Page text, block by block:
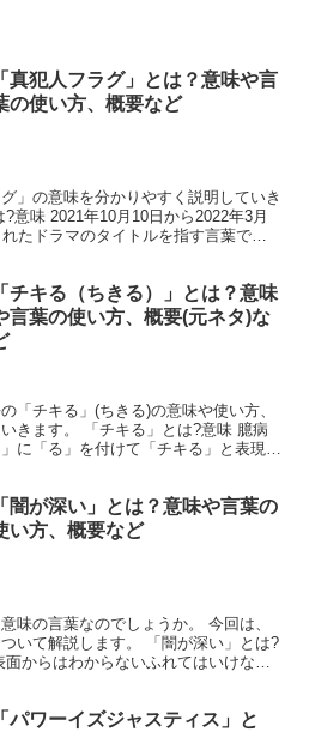
「真犯人フラグ」とは？意味や言
の使い方、概要など
」の意味を分かりやすく説明していき
意味 2021年10月10日から2022年3月
たドラマのタイトルを指す言葉で、
「チキる（ちきる）」とは？意味
言葉の使い方、概要(元ネタ)な
「チキる」(ちきる)の意味や使い方、
きます。 「チキる」とは?意味 臆病
に「る」を付けて「チキる」と表現
「闇が深い」とは？意味や言葉の
い方、概要など
味の言葉なのでしょうか。 今回は、
いて解説します。 「闇が深い」とは?
からはわからないふれてはいけない
「パワーイズジャスティス」と